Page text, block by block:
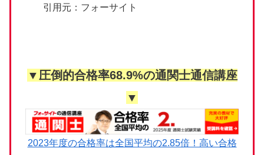
引用元：フォーサイト
▼圧倒的合格率68.9%の通関士通信講座
▼
2023年度の合格率は全国平均の2.85倍！高い合格